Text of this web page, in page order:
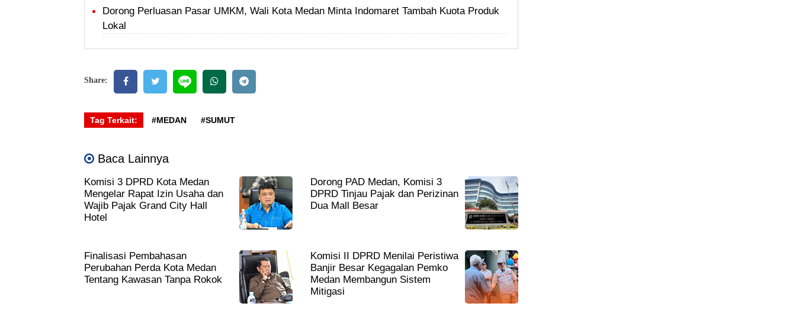
Dorong Perluasan Pasar UMKM, Wali Kota Medan Minta Indomaret Tambah Kuota Produk
Lokal
Share:
Tag Terkait: #MEDAN #SUMUT
Baca Lainnya
Komisi 3 DPRD Kota Medan
Mengelar Rapat Izin Usaha dan
Wajib Pajak Grand City Hall
Hotel
Dorong PAD Medan, Komisi 3
DPRD Tinjau Pajak dan Perizinan
Dua Mall Besar
Finalisasi Pembahasan
Perubahan Perda Kota Medan
Tentang Kawasan Tanpa Rokok
Komisi II DPRD Menilai Peristiwa
Banjir Besar Kegagalan Pemko
Medan Membangun Sistem
Mitigasi